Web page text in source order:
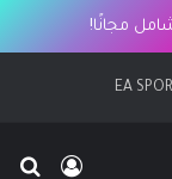
مجانًا!